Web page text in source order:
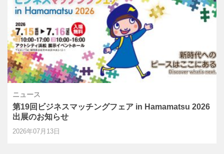
ニュース
第19回ビジネスマッチングフェア in Hamamatsu 2026
出展のお知らせ
2026年07月13日